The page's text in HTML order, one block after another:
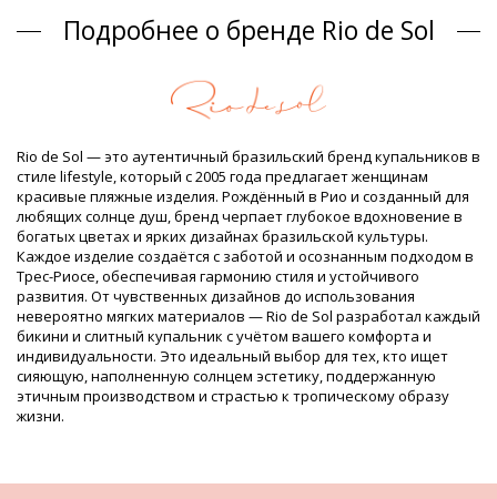
Верх красный Rio de Sol Summer
Состав
Состав: 84% Polyamide, 16% Elastane - OEKO-TEX - Chlorine
Подкладка: 84% Polyamide, 16% Elastane - Oeko-Tex
Информация о товаре
Отдел: ЖЕНЩИНЫ, Верх
Упаковка включает: 1 x Верх (Другие аксессуары не
включены)
HS CODE: 6112.41.0010
SKU: 1981120339
EAN: XS (7899810275097), S (7899810275103), M (7899810275110),
L (7899810275127), XL (7899810275134)
Вес: 55g / 0.12lb / 1.94oz
Принт не точный и может отличаться в зависимости от
кроя
Ретушированные фотографии
Рекомендации по уходу для Rio de Sol Top Cher Mel
Подробнее о бренде Rio de Sol
Rio de Sol — это аутентичный бразильский бренд купальников в
стиле lifestyle, который с 2005 года предлагает женщинам
красивые пляжные изделия. Рождённый в Рио и созданный для
любящих солнце душ, бренд черпает глубокое вдохновение в
богатых цветах и ярких дизайнах бразильской культуры.
Каждое изделие создаётся с заботой и осознанным подходом в
Трес-Риосе, обеспечивая гармонию стиля и устойчивого
развития. От чувственных дизайнов до использования
невероятно мягких материалов — Rio de Sol разработал каждый
бикини и слитный купальник с учётом вашего комфорта и
индивидуальности. Это идеальный выбор для тех, кто ищет
сияющую, наполненную солнцем эстетику, поддержанную
этичным производством и страстью к тропическому образу
жизни.